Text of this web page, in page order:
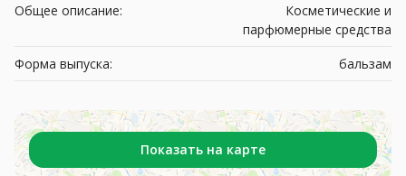
Общее описание:
Косметические и
парфюмерные средства
Форма выпуска:
бальзам
Показать на карте